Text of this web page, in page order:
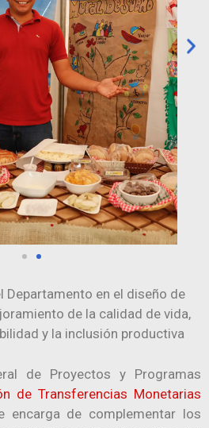
Departamento en el diseño de
de la calidad de vida,
y la inclusión productiva
de Proyectos y Programas
de​ Transferencias Monetarias
encarga de complementar los